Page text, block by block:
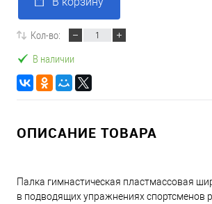
Кол-во:
В наличии
ОПИСАНИЕ ТОВАРА
Палка гимнастическая пластмассовая
в подводящих упражнениях спортсменов